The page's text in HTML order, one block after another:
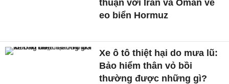
thuận với Iran và Oman về
eo biển Hormuz
Xe ô tô thiệt hại do mưa lũ:
Bảo hiểm thân vỏ bồi
thường được những gì?